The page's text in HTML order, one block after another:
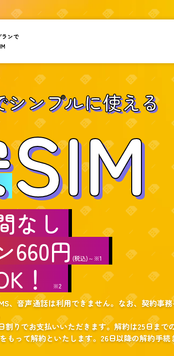
ンで
シンプルに使える
SIM
なし
660円 (税込)～※1
！ ※2
、音声通話は利用できません。なお、契約事務
りでお支払いいただきます。解約は25日まで
もって解約といたします。26日以降の解約手続